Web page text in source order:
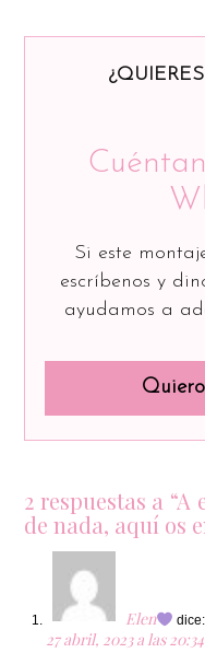
Si este
escríbenos y
ayudamos a
2 respuestas a
de nada, aquí os
Elen dice:
27 abril, 2023 a las 20:34